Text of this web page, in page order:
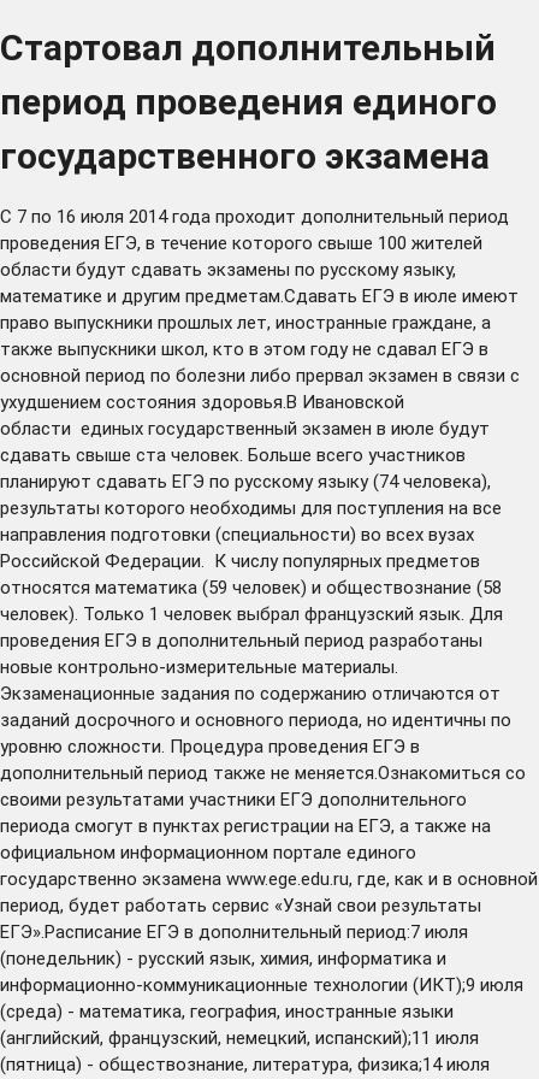
Стартовал дополнительный
период проведения единого
государственного экзамена
С 7 по 16 июля 2014 года проходит дополнительный период
проведения ЕГЭ, в течение которого свыше 100 жителей
области будут сдавать экзамены по русскому языку,
математике и другим предметам.Сдавать ЕГЭ в июле имеют
право выпускники прошлых лет, иностранные граждане, а
также выпускники школ, кто в этом году не сдавал ЕГЭ в
основной период по болезни либо прервал экзамен в связи с
ухудшением состояния здоровья.В Ивановской
области единых государственный экзамен в июле будут
сдавать свыше ста человек. Больше всего участников
планируют сдавать ЕГЭ по русскому языку (74 человека),
результаты которого необходимы для поступления на все
направления подготовки (специальности) во всех вузах
Российской Федерации. К числу популярных предметов
относятся математика (59 человек) и обществознание (58
человек). Только 1 человек выбрал французский язык. Для
проведения ЕГЭ в дополнительный период разработаны
новые контрольно-измерительные материалы.
Экзаменационные задания по содержанию отличаются от
заданий досрочного и основного периода, но идентичны по
уровню сложности. Процедура проведения ЕГЭ в
дополнительный период также не меняется.Ознакомиться со
своими результатами участники ЕГЭ дополнительного
периода смогут в пунктах регистрации на ЕГЭ, а также на
официальном информационном портале единого
государственно экзамена www.ege.edu.ru, где, как и в основной
период, будет работать сервис «Узнай свои результаты
ЕГЭ».Расписание ЕГЭ в дополнительный период:7 июля
(понедельник) - русский язык, химия, информатика и
информационно-коммуникационные технологии (ИКТ);9 июля
(среда) - математика, география, иностранные языки
(английский, французский, немецкий, испанский);11 июля
(пятница) - обществознание, литература, физика;14 июля